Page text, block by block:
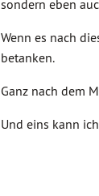
sondern eben
Wenn es nach
betanken.
Ganz nach dem
Und eins kann